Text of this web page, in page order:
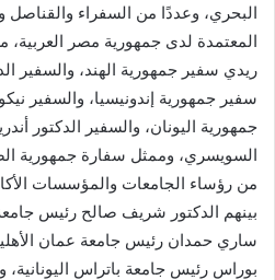
البحري، وعددًا من السفراء والقناصل
المعتمدة لدى جمهورية مصر
ريدي سفير جمهورية الهند، والسفير
سفير جمهورية إندونيسيا، والسفير
جمهورية اليونان، والسفير الدكتور
السويسري، وممثل سفارة جمهورية
من رؤساء الجامعات والمؤسسات
بينهم الدكتور شريف صالح رئيس جامعة
ساري حمدان رئيس جامعة عمان
بوراس رئيس جامعة باتراس اليونانية،